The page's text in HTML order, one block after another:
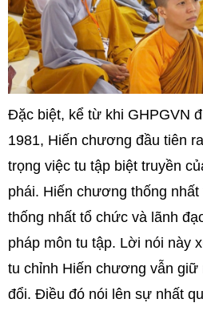
Đặc biệt, kể từ khi GHPGVN
1981, Hiến chương đầu tiên
trọng việc tu tập biệt truyền
phái. Hiến chương thống
thống nhất tổ chức và lãnh
pháp môn tu tập. Lời nói này
tu chỉnh Hiến chương vẫn giữ
đổi. Điều đó nói lên sự nhất